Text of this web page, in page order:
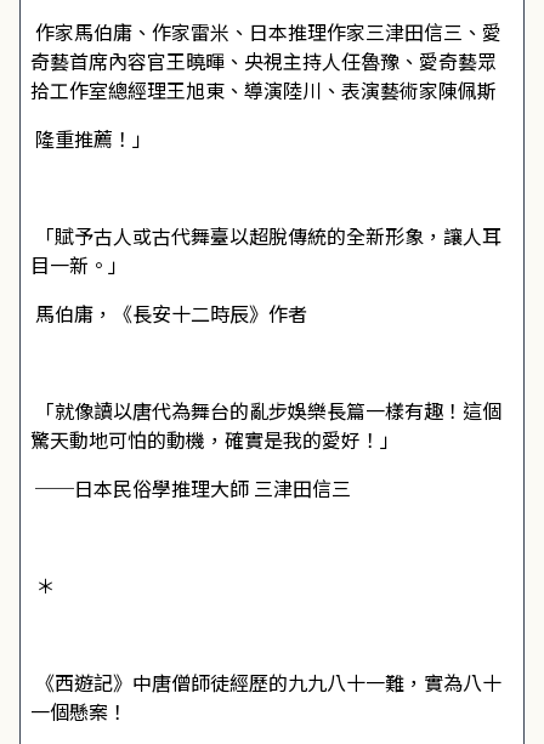
作家馬伯庸、作家雷米、日本推理作家三津田信三、愛
奇藝首席內容官王曉暉、央視主持人任魯豫、愛奇藝眾
拾工作室總經理王旭東、導演陸川、表演藝術家陳佩斯
隆重推薦！」
「賦予古人或古代舞臺以超脫傳統的全新形象，讓人耳
目一新。」
――馬伯庸，《長安十二時辰》作者
「就像讀以唐代為舞台的亂步娛樂長篇一樣有趣！這個
驚天動地可怕的動機，確實是我的愛好！」
──日本民俗學推理大師 三津田信三
＊
《西遊記》中唐僧師徒經歷的九九八十一難，實為八十
一個懸案！